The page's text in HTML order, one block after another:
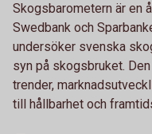
Skogsbarometern är en
Swedbank och
undersöker svenska
syn på skogsbruket.
trender,
till hållbarhet och